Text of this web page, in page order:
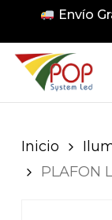
main
content
Envío
Inicio
PLAFON